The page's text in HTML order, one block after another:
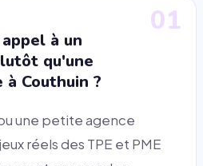
01
à un
qu'une
à Couthuin ?
une petite agence
réels des TPE et PME